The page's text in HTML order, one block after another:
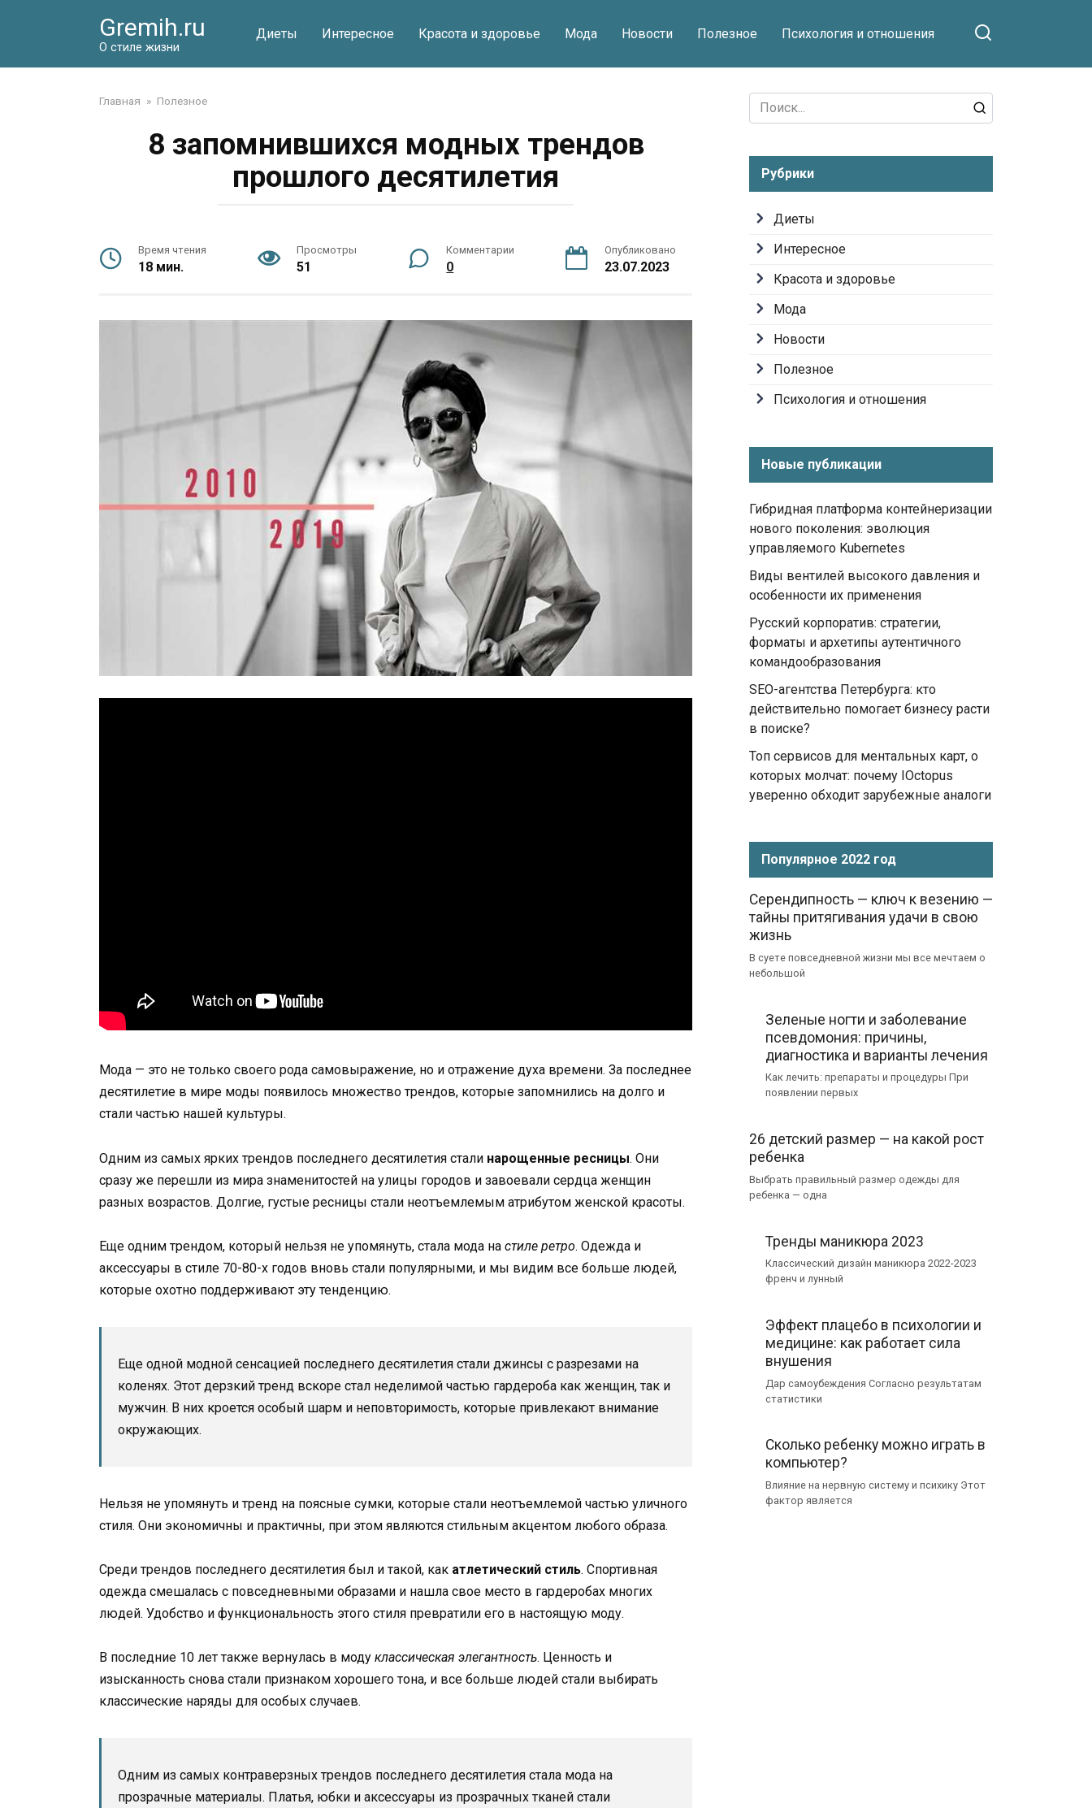
Gremih.ru
О стиле жизни
Диеты Интересное Красота и здоровье Мода Новости Полезное Психология и отношения
Главная » Полезное
8 запомнившихся модных трендов
прошлого десятилетия
Время чтения
18 мин.
Просмотры
51
Комментарии
0
Опубликовано
23.07.2023
Мода — это не только своего рода самовыражение, но и отражение духа времени. За последнее
десятилетие в мире моды появилось множество трендов, которые запомнились на долго и
стали частью нашей культуры.
Одним из самых ярких трендов последнего десятилетия стали нарощенные ресницы. Они
сразу же перешли из мира знаменитостей на улицы городов и завоевали сердца женщин
разных возрастов. Долгие, густые ресницы стали неотъемлемым атрибутом женской красоты.
Еще одним трендом, который нельзя не упомянуть, стала мода на стиле ретро. Одежда и
аксессуары в стиле 70-80-х годов вновь стали популярными, и мы видим все больше людей,
которые охотно поддерживают эту тенденцию.
Еще одной модной сенсацией последнего десятилетия стали джинсы с разрезами на
коленях. Этот дерзкий тренд вскоре стал неделимой частью гардероба как женщин, так и
мужчин. В них кроется особый шарм и неповторимость, которые привлекают внимание
окружающих.
Нельзя не упомянуть и тренд на поясные сумки, которые стали неотъемлемой частью уличного
стиля. Они экономичны и практичны, при этом являются стильным акцентом любого образа.
Среди трендов последнего десятилетия был и такой, как атлетический стиль. Спортивная
одежда смешалась с повседневными образами и нашла свое место в гардеробах многих
людей. Удобство и функциональность этого стиля превратили его в настоящую моду.
В последние 10 лет также вернулась в моду классическая элегантность. Ценность и
изысканность снова стали признаком хорошего тона, и все больше людей стали выбирать
классические наряды для особых случаев.
Одним из самых контраверзных трендов последнего десятилетия стала мода на
прозрачные материалы. Платья, юбки и аксессуары из прозрачных тканей стали
Search
for:
Рубрики
Диеты
Интересное
Красота и здоровье
Мода
Новости
Полезное
Психология и отношения
Новые публикации
Гибридная платформа контейнеризации
нового поколения: эволюция
управляемого Kubernetes
Виды вентилей высокого давления и
особенности их применения
Русский корпоратив: стратегии,
форматы и архетипы аутентичного
командообразования
SEO-агентства Петербурга: кто
действительно помогает бизнесу расти
в поиске?
Топ сервисов для ментальных карт, о
которых молчат: почему IOctopus
уверенно обходит зарубежные аналоги
Популярное 2022 год
Серендипность — ключ к везению —
тайны притягивания удачи в свою
жизнь
В суете повседневной жизни мы все мечтаем о
небольшой
Зеленые ногти и заболевание
псевдомония: причины,
диагностика и варианты лечения
Как лечить: препараты и процедуры При
появлении первых
26 детский размер — на какой рост
ребенка
Выбрать правильный размер одежды для
ребенка — одна
Тренды маникюра 2023
Классический дизайн маникюра 2022-2023
френч и лунный
Эффект плацебо в психологии и
медицине: как работает сила
внушения
Дар самоубеждения Согласно результатам
статистики
Сколько ребенку можно играть в
компьютер?
Влияние на нервную систему и психику Этот
фактор является